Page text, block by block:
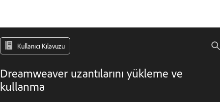
Kullanıcı Kılavuzu
Dreamweaver uzantılarını yükleme ve
kullanma